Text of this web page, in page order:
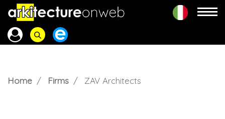
Home Firms ZAV Architects